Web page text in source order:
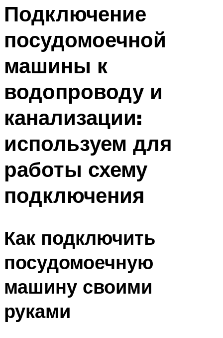
Меню
Подключение
посудомоечной
машины к
водопроводу и
канализации:
используем для
работы схему
подключения
Как подключить
посудомоечную
машину своими
руками